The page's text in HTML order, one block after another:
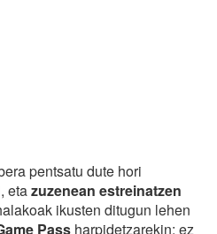
pentsatu dute hori
etazuzenean estreinatzen
ikusten ditugun lehen
Pass harpidetzarekin: ez